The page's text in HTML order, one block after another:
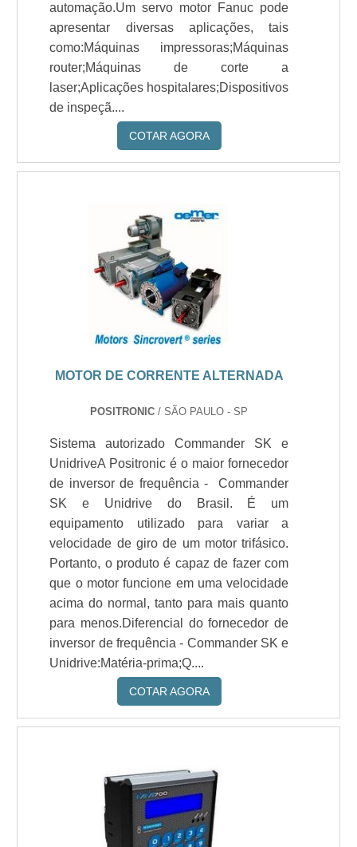
automação.Um servo motor Fanuc pode
apresentar diversas aplicações, tais
como:Máquinas impressoras;Máquinas
router;Máquinas de corte a
laser;Aplicações hospitalares;Dispositivos
de inspeçã....
COTAR AGORA
MOTOR DE CORRENTE ALTERNADA
POSITRONIC / SÃO PAULO - SP
Sistema autorizado Commander SK e
UnidriveA Positronic é o maior fornecedor
de inversor de frequência - Commander
SK e Unidrive do Brasil. É um
equipamento utilizado para variar a
velocidade de giro de um motor trifásico.
Portanto, o produto é capaz de fazer com
que o motor funcione em uma velocidade
acima do normal, tanto para mais quanto
para menos.Diferencial do fornecedor de
inversor de frequência - Commander SK e
Unidrive:Matéria-prima;Q....
COTAR AGORA